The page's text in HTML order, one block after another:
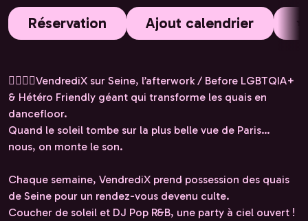
Réservation Ajout calendrier
🏳️‍🌈❤️‍🔥VendrediX sur Seine, l’afterwork / Before LGBTQIA+
& Hétéro Friendly géant qui transforme les quais en
dancefloor.
Quand le soleil tombe sur la plus belle vue de Paris…
nous, on monte le son.
Chaque semaine, VendrediX prend possession des quais
de Seine pour un rendez-vous devenu culte.
Coucher de soleil et DJ Pop R&B, une party à ciel ouvert !